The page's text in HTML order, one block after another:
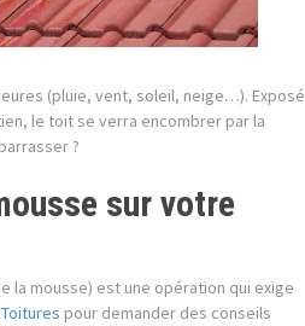
(pluie, vent, soleil, neige…). Exposé
le toit se verra encombrer par la
?
sur votre
la mousse) est une opération qui exige
pour demander des conseils